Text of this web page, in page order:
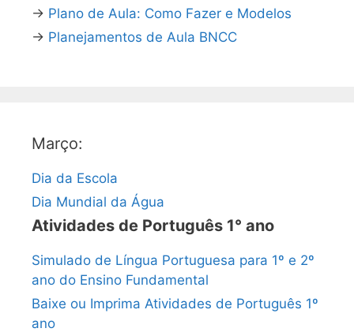
→ Plano de Aula: Como Fazer e Modelos
→ Planejamentos de Aula BNCC
Março:
Dia da Escola
Dia Mundial da Água
Atividades de Português 1° ano
Simulado de Língua Portuguesa para 1º e 2º
ano do Ensino Fundamental
Baixe ou Imprima Atividades de Português 1º
ano